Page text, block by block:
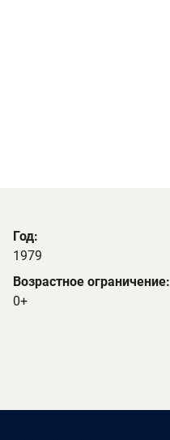
Год:
1979
Возрастное ограничение:
0+